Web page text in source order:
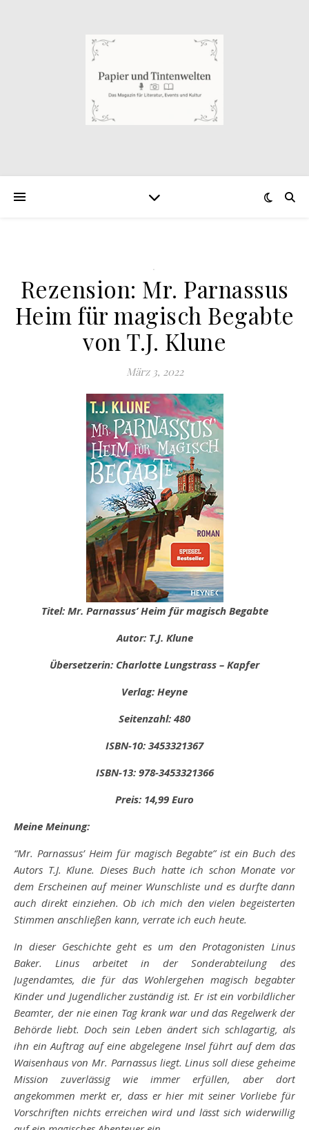
.
Rezension: Mr. Parnassus
Heim für magisch Begabte
von T.J. Klune
März 3, 2022
Titel: Mr. Parnassus’ Heim für magisch Begabte
Autor: T.J. Klune
Übersetzerin: Charlotte Lungstrass – Kapfer
Verlag: Heyne
Seitenzahl: 480
ISBN-10: 3453321367
ISBN-13: 978-3453321366
Preis: 14,99 Euro
Meine Meinung:
“Mr. Parnassus’ Heim für magisch Begabte” ist ein Buch des
Autors T.J. Klune. Dieses Buch hatte ich schon Monate vor
dem Erscheinen auf meiner Wunschliste und es durfte dann
auch direkt einziehen. Ob ich mich den vielen begeisterten
Stimmen anschließen kann, verrate ich euch heute.
In dieser Geschichte geht es um den Protagonisten Linus
Baker. Linus arbeitet in der Sonderabteilung des
Jugendamtes, die für das Wohlergehen magisch begabter
Kinder und Jugendlicher zuständig ist. Er ist ein vorbildlicher
Beamter, der nie einen Tag krank war und das Regelwerk der
Behörde liebt. Doch sein Leben ändert sich schlagartig, als
ihn ein Auftrag auf eine abgelegene Insel führt auf dem das
Waisenhaus von Mr. Parnassus liegt. Linus soll diese geheime
Mission zuverlässig wie immer erfüllen, aber dort
angekommen merkt er, dass er hier mit seiner Vorliebe für
Vorschriften nichts erreichen wird und lässt sich widerwillig